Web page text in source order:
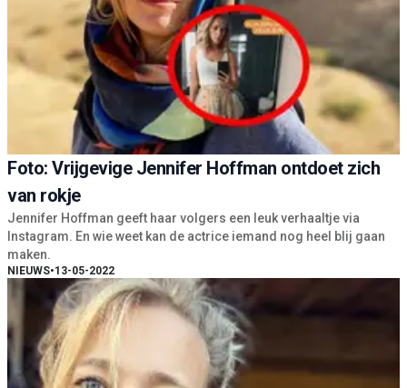
Foto: Vrijgevige Jennifer Hoffman ontdoet zich
van rokje
Jennifer Hoffman geeft haar volgers een leuk verhaaltje via
Instagram. En wie weet kan de actrice iemand nog heel blij gaan
maken.
NIEUWS•13-05-2022